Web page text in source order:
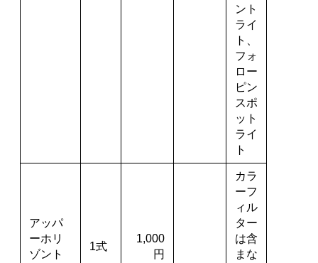
ント
ライ
ト、
フォ
ロー
ピン
スポ
ット
ライ
ト
アッパ
ーホリ
ゾント
1式
1,000
円
カラ
ーフ
ィル
ター
は含
まな